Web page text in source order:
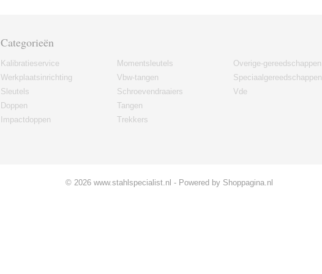
Categorieën
Kalibratieservice
Werkplaatsinrichting
Sleutels
Doppen
Impactdoppen
Momentsleutels
Vbw-tangen
Schroevendraaiers
Tangen
Trekkers
Overige-gereedschappen
Speciaalgereedschappen
Vde
© 2026 www.stahlspecialist.nl - Powered by Shoppagina.nl